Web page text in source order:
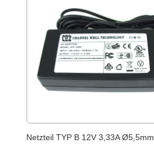
Netzteil TYP B 12V 3,33A Ø5,5mm